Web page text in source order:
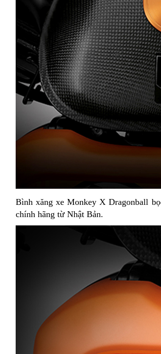
Bình xăng xe Monkey X Dragonball
chính hãng từ Nhật Bản.